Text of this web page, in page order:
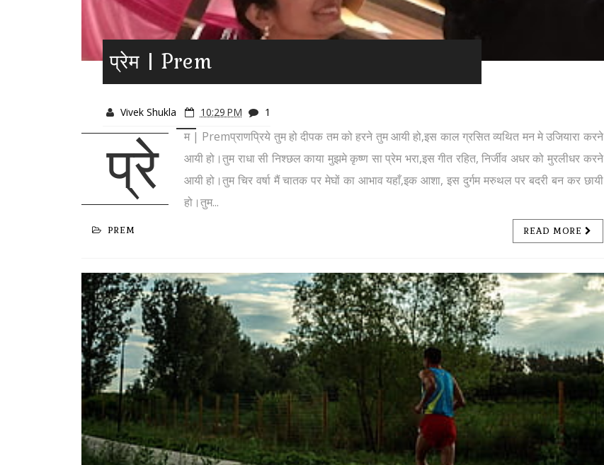
प्रेम | Prem
Vivek Shukla 10:29 PM 1
प्रे
म | Premप्राणप्रिये तुम हो दीपक तम को हरने तुम आयी हो,इस काल ग्रसित व्यथित मन मे उजियारा करने
आयी हो।तुम राधा सी निश्छल काया मुझमे कृष्ण सा प्रेम भरा,इस गीत रहित, निर्जीव अधर को मुरलीधर करने
आयी हो।तुम चिर वर्षा मैं चातक पर मेघों का आभाव यहाँ,इक आशा, इस दुर्गम मरुथल पर बदरी बन कर छायी
हो।तुम...
PREM READ MORE